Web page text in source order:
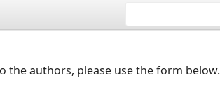
the authors, please use the form